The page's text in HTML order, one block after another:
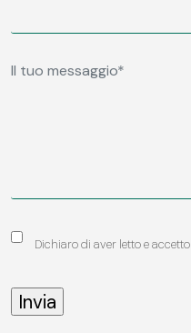
Dichiaro di aver letto e accetto